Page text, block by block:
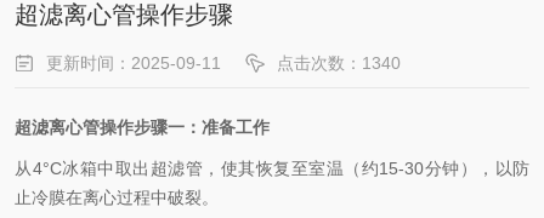
超滤离心管操作步骤
更新时间：2025-09-11 点击次数：1340
超滤离心管操作步骤一： 准备工作
从4°C冰箱中取出超滤管，使其恢复至室温（约15-30分钟），以防
止冷膜在离心过程中破裂。